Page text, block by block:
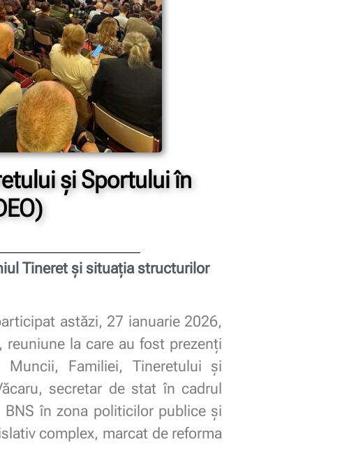
și Sportului în
Tineret și situația structurilor
astăzi, 27 ianuarie 2026,
la care au fost prezenți
Muncii, Familiei, Tineretului și
secretar de stat în cadrul
în zona politicilor publice și
complex, marcat de reforma